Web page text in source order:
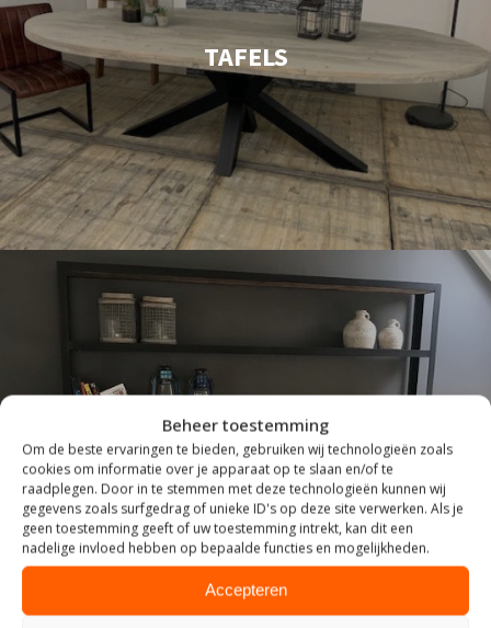
Beheer toestemming
Om de beste ervaringen te bieden, gebruiken wij technologieën zoals
cookies om informatie over je apparaat op te slaan en/of te
raadplegen. Door in te stemmen met deze technologieën kunnen wij
gegevens zoals surfgedrag of unieke ID's op deze site verwerken. Als je
geen toestemming geeft of uw toestemming intrekt, kan dit een
nadelige invloed hebben op bepaalde functies en mogelijkheden.
Accepteren
TAFELS
INDUSTRIEEL